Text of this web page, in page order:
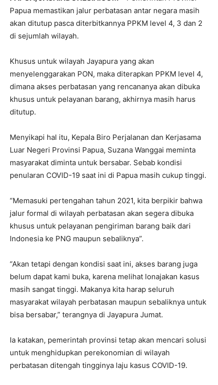
Papua memastikan jalur perbatasan antar negara masih
akan ditutup pasca diterbitkannya PPKM level 4, 3 dan 2
di sejumlah wilayah.
Khusus untuk wilayah Jayapura yang akan
menyelenggarakan PON, maka diterapkan PPKM level 4,
dimana akses perbatasan yang rencananya akan dibuka
khusus untuk pelayanan barang, akhirnya masih harus
ditutup.
Menyikapi hal itu, Kepala Biro Perjalanan dan Kerjasama
Luar Negeri Provinsi Papua, Suzana Wanggai meminta
masyarakat diminta untuk bersabar. Sebab kondisi
penularan COVID-19 saat ini di Papua masih cukup tinggi.
“Memasuki pertengahan tahun 2021, kita berpikir bahwa
jalur formal di wilayah perbatasan akan segera dibuka
khusus untuk pelayanan pengiriman barang baik dari
Indonesia ke PNG maupun sebaliknya”.
“Akan tetapi dengan kondisi saat ini, akses barang juga
belum dapat kami buka, karena melihat lonajakan kasus
masih sangat tinggi. Makanya kita harap seluruh
masyarakat wilayah perbatasan maupun sebaliknya untuk
bisa bersabar,” terangnya di Jayapura Jumat.
Ia katakan, pemerintah provinsi tetap akan mencari solusi
untuk menghidupkan perekonomian di wilayah
perbatasan ditengah tingginya laju kasus COVID-19.